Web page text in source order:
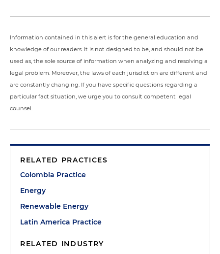
Information contained in this alert is for the general education and
knowledge of our readers. It is not designed to be, and should not be
used as, the sole source of information when analyzing and resolving a
legal problem. Moreover, the laws of each jurisdiction are different and
are constantly changing. If you have specific questions regarding a
particular fact situation, we urge you to consult competent legal
counsel.
RELATED PRACTICES
Colombia Practice
Energy
Renewable Energy
Latin America Practice
RELATED INDUSTRY